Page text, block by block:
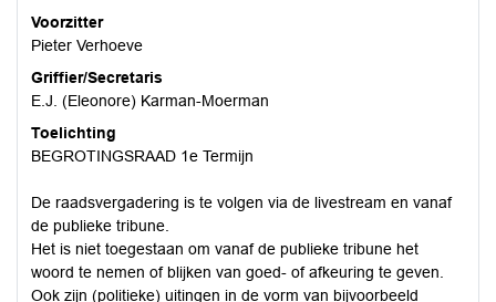
Voorzitter
Pieter Verhoeve
Griffier/Secretaris
E.J. (Eleonore) Karman-Moerman
Toelichting
BEGROTINGSRAAD 1e Termijn
De raadsvergadering is te volgen via de livestream en vanaf
de publieke tribune.
Het is niet toegestaan om vanaf de publieke tribune het
woord te nemen of blijken van goed- of afkeuring te geven.
Ook zijn (politieke) uitingen in de vorm van bijvoorbeeld